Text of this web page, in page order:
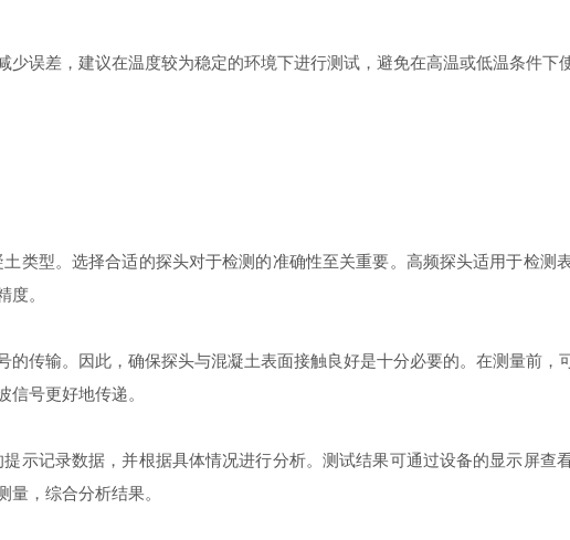
差，建议在温度较为稳定的环境下进行测试，避免在高温或低温条件下
型。选择合适的探头对于检测的准确性至关重要。高频探头适用于检测
。
输。因此，确保探头与混凝土表面接触良好是十分必要的。在测量前，
号更好地传递。
记录数据，并根据具体情况进行分析。测试结果可通过设备的显示屏查
，综合分析结果。